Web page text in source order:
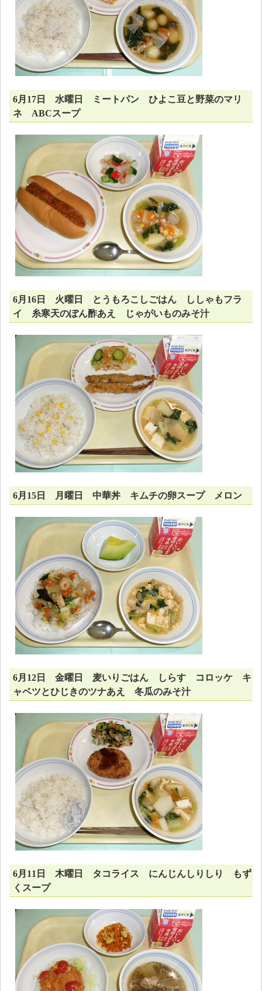
6月17日 水曜日 ミートパン ひよこ豆と野菜のマリ
ネ ABCスープ
6月16日 火曜日 とうもろこしごはん ししゃもフラ
イ 糸寒天のぽん酢あえ じゃがいものみそ汁
6月15日 月曜日 中華丼 キムチの卵スープ メロン
6月12日 金曜日 麦いりごはん しらす コロッケ キ
ャベツとひじきのツナあえ 冬瓜のみそ汁
6月11日 木曜日 タコライス にんじんしりしり もず
くスープ